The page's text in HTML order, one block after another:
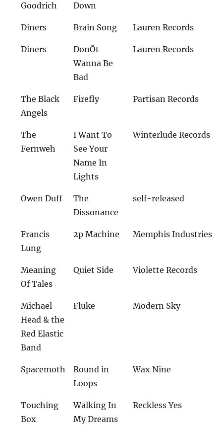
Goodrich
Down
Diners Brain Song Lauren Records
Diners
DonÕt
Wanna Be
Bad
Lauren Records
The Black
Angels
Firefly Partisan Records
The
Fernweh
I Want To
See Your
Name In
Lights
Winterlude Records
Owen Duff
The
Dissonance
self-released
Francis
Lung
2p Machine Memphis Industries
Meaning
Of Tales
Quiet Side Violette Records
Michael
Head & the
Red Elastic
Band
Fluke Modern Sky
Spacemoth
Round in
Loops
Wax Nine
Touching
Box
Walking In
My Dreams
Reckless Yes